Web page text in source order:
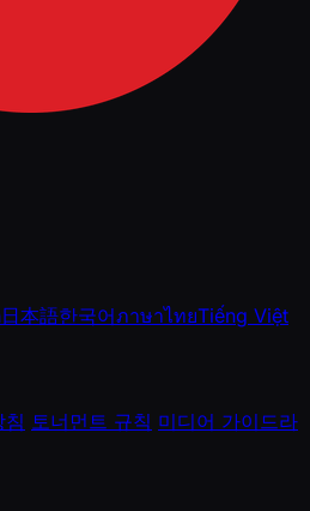
日本語한국어ภาษาไทยTiếng Việt
토너먼트 규칙 미디어 가이드라